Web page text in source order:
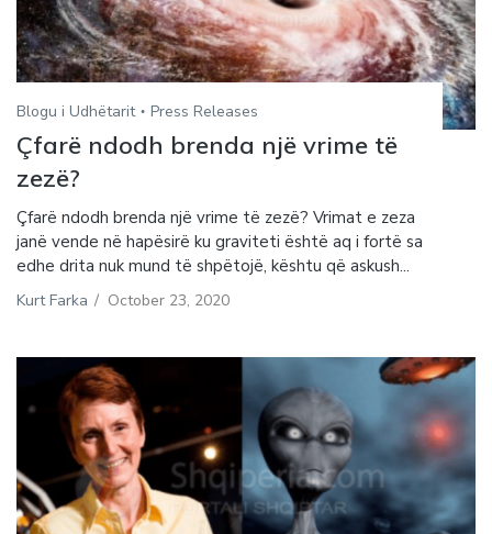
Blogu i Udhëtarit Press Releases
Çfarë ndodh brenda një vrime të
zezë?
Çfarë ndodh brenda një vrime të zezë? Vrimat e zeza
janë vende në hapësirë ​​ku graviteti është aq i fortë sa
edhe drita nuk mund të shpëtojë, kështu që askush...
Kurt Farka / October 23, 2020